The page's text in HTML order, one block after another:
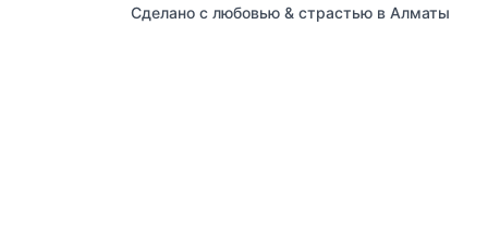
Сделано с любовью & страстью в Алматы